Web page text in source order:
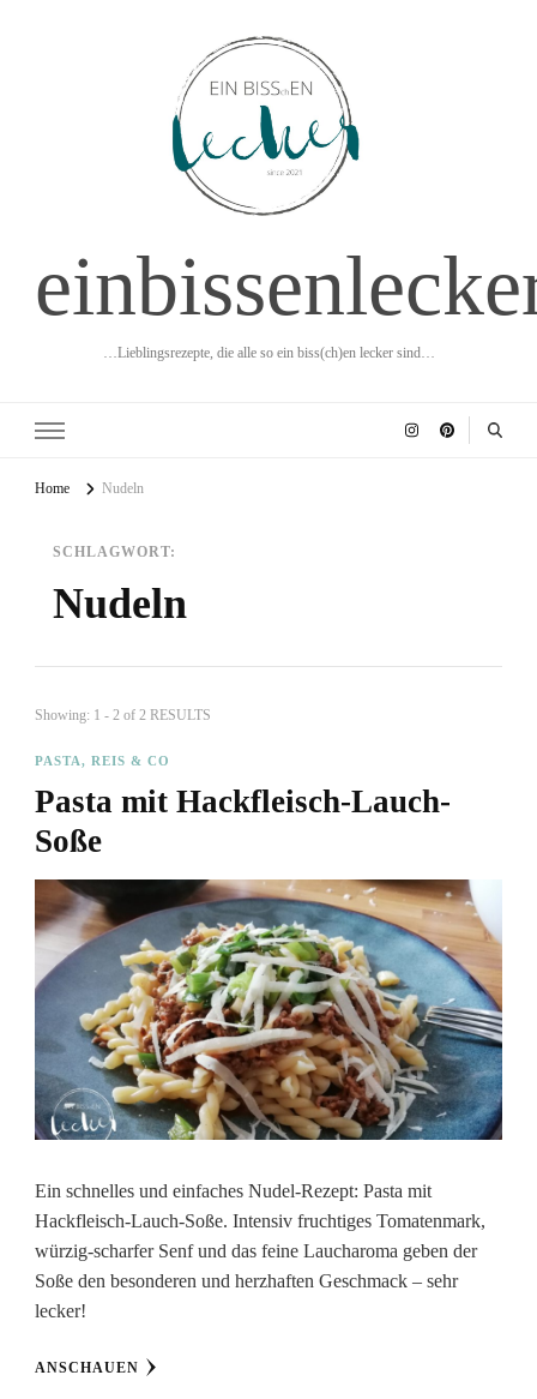
…Lieblingsrezepte, die alle so ein biss(ch)en lecker sind…
Home Nudeln
SCHLAGWORT:
Nudeln
Showing: 1 - 2 of 2 RESULTS
PASTA, REIS & CO
Pasta mit Hackfleisch-Lauch-
Soße
Ein schnelles und einfaches Nudel-Rezept: Pasta mit
Hackfleisch-Lauch-Soße. Intensiv fruchtiges Tomatenmark,
würzig-scharfer Senf und das feine Laucharoma geben der
Soße den besonderen und herzhaften Geschmack – sehr
lecker!
ANSCHAUEN